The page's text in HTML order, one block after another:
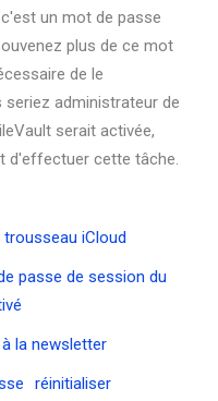
un mot de passe
plus de ce mot
de le
seriez administrateur de
serait activée,
d'effectuer cette tâche.
iCloud
passe de session du
la newsletter
réinitialiser